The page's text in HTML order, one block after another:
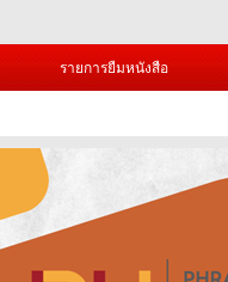
รายการยืมหนังสือ